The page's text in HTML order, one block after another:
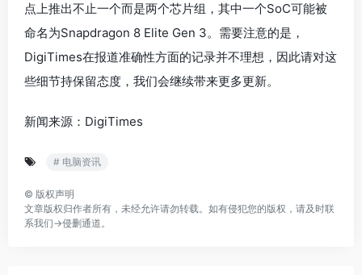
点上推出不止一个而是两个芯片组，其中一个SoC可能被
命名为Snapdragon 8 Elite Gen 3。需要注意的是，
DigiTimes在报道准确性方面的记录并不理想，因此请对这
些细节持保留态度，我们会继续带来更多更新。
新闻来源：DigiTimes
# 电脑资讯
© 版权声明
文章版权归作者所有，未经允许请勿转载。如有侵犯您的版权，请及时联
系我们→侵删通道。